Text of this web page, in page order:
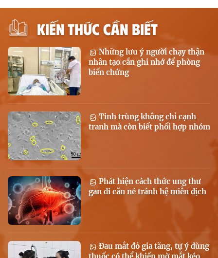
KIẾN THỨC CẦN BIẾT
Những lưu ý người chạy thận
nhân tạo cần ghi nhớ để phòng
biến chứng
Tinh trùng không chỉ cạnh
tranh mà còn biết phối hợp nhóm
Phát hiện cách thức ung thư
gan di căn né tránh hệ miễn dịch
Đau mắt đỏ gia tăng, tự ý dùng